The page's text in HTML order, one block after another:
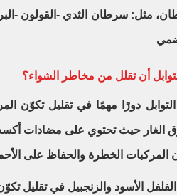
مثل: سرطان الثدي -القولون -
أن تقلل من مخاطر الشواء؟
دورًا مهمًا في تقليل تكوّن
الغار حيث تحتوي على مضادات
المركبات الخطرة والحفاظ على
الأسود والزنجبيل في تقليل